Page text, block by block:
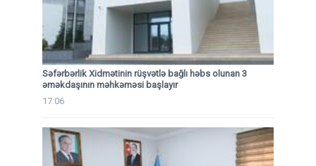
Səfərbərlik Xidmətinin rüşvətlə bağlı həbs olunan 3
əməkdaşının məhkəməsi başlayır
17:06